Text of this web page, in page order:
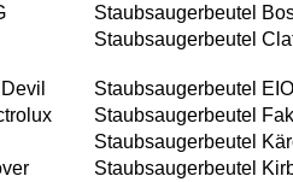
Staubsaugerbeutel
Staubsaugerbeutel
Staubsaugerbeutel
Staubsaugerbeutel
Staubsaugerbeutel
Staubsaugerbeutel